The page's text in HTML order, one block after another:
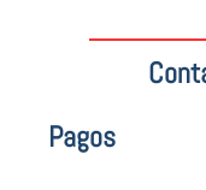
Pagos